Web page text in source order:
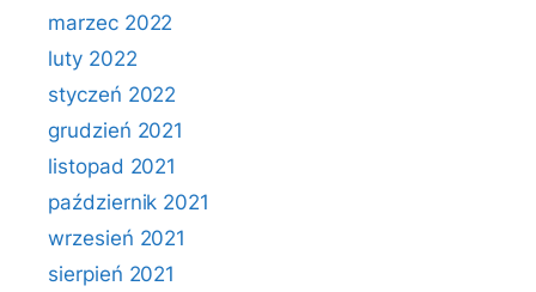
marzec 2022
luty 2022
styczeń 2022
grudzień 2021
listopad 2021
październik 2021
wrzesień 2021
sierpień 2021